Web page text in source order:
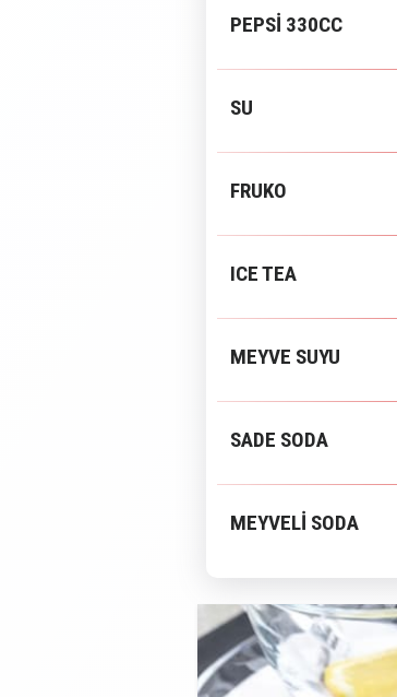
PEPSİ 330CC
SU
FRUKO
ICE TEA
MEYVE SUYU
SADE SODA
MEYVELİ SODA